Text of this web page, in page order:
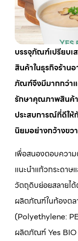
บรรจุภัณฑ์เปรียบเ
สินค้าในธุรกิจร้าน
ภัณฑ์จึงมีมากกว่าแ
รักษาคุณภาพสินค้
ประสบการณ์ที่ดีใ
นิยมอย่างกว้างขว
เพื่อสนองตอบควา
แนะนำแก้วกระดาษ
วัตถุดิบย่อยสลายไ
ผลิตภัณฑ์ในท้องตล
(Polyethylene:
ผลิตภัณฑ์ Yes BIO